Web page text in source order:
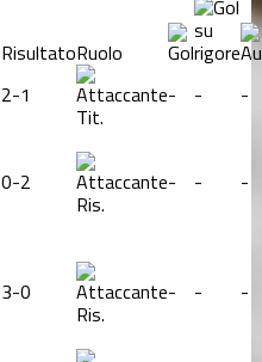
RisultatoRuolo
2-1
Tit.
- - -
0-2
Ris.
- - -
3-0
Ris.
- - -